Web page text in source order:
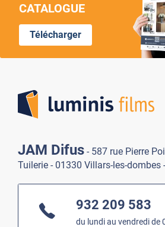
CATALOGUE
Télécharger
JAM Difus - 587 rue Pierre
Tuilerie - 01330 Villars-les-dombes
932 209 583
du lundi au vendredi de